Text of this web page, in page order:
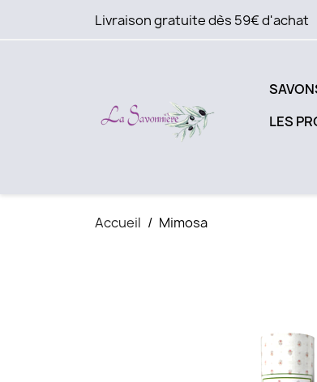
Livraison gratuite dès 59€ d'achat
LES
Accueil Mimosa